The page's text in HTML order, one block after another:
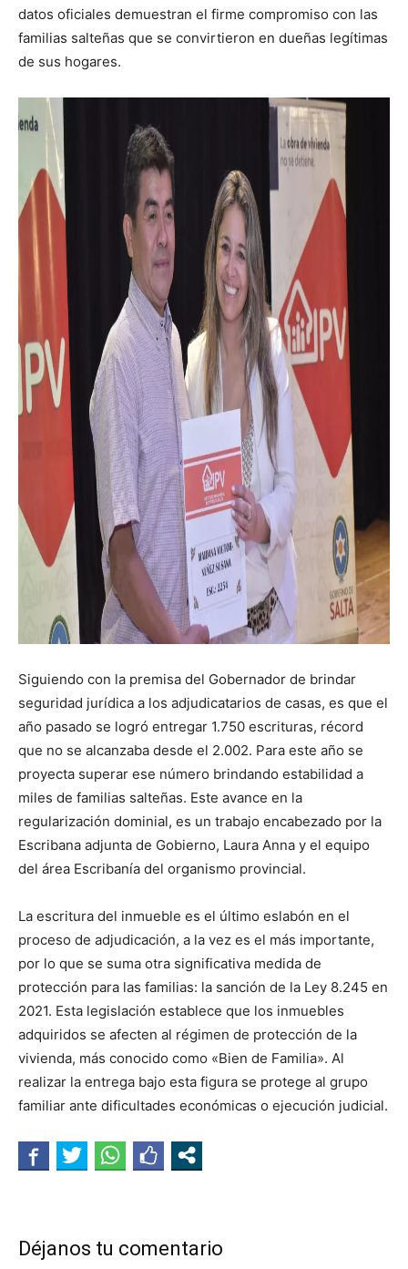
datos oficiales demuestran el firme compromiso con las
familias salteñas que se convirtieron en dueñas legítimas
de sus hogares.
Siguiendo con la premisa del Gobernador de brindar
seguridad jurídica a los adjudicatarios de casas, es que el
año pasado se logró entregar 1.750 escrituras, récord
que no se alcanzaba desde el 2.002. Para este año se
proyecta superar ese número brindando estabilidad a
miles de familias salteñas. Este avance en la
regularización dominial, es un trabajo encabezado por la
Escribana adjunta de Gobierno, Laura Anna y el equipo
del área Escribanía del organismo provincial.
La escritura del inmueble es el último eslabón en el
proceso de adjudicación, a la vez es el más importante,
por lo que se suma otra significativa medida de
protección para las familias: la sanción de la Ley 8.245 en
2021. Esta legislación establece que los inmuebles
adquiridos se afecten al régimen de protección de la
vivienda, más conocido como «Bien de Familia». Al
realizar la entrega bajo esta figura se protege al grupo
familiar ante dificultades económicas o ejecución judicial.
Déjanos tu comentario